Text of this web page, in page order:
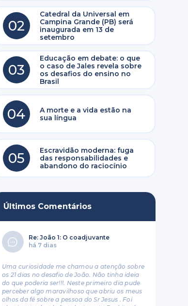
02
Catedral da Universal em
Campina Grande (PB) será
inaugurada em 13 de
setembro
03
Educação em debate: o que
o caso de Jales revela sobre
os desafios do ensino no
Brasil
04
A morte e a vida estão na
sua língua
05
Escravidão moderna: fuga
das responsabilidades e
abandono do raciocínio
Últimos Comentários
Re: João 1: O coadjuvante
há 7 dias
Uma curiosidade me chamou a atenção sobre
os 21 dias no desafio de João. Não tinha ideia
do que poderia ser!!!. Neste primeiro dia pude
perceber algo maravilhoso que abriu os meus
olhos da fé sobre a pessoa do Sr Jesus . Foi